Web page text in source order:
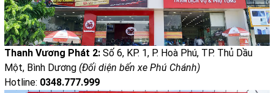
Thanh Vương Phát 2: Số 6, KP. 1, P. Hoà Phú, TP. Thủ Dầu
Một, Bình Dương (Đối diện bến xe Phú Chánh)
Hotline: 0348.777.999